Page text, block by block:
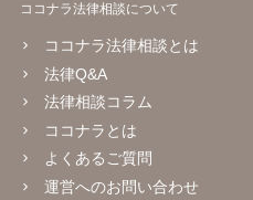
ココナラ法律相談について
ココナラ法律相談とは
法律Q&A
法律相談コラム
ココナラとは
よくあるご質問
運営へのお問い合わせ